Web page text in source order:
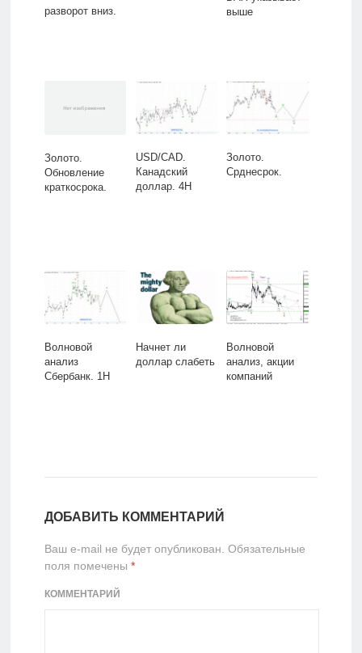
разворот вниз.
выше
Золото.
Обновление
краткосрока.
USD/CAD.
Канадский
доллар. 4H
Золото.
Срднесрок.
Волновой
анализ
Сбербанк. 1H
Начнет ли
доллар слабеть
Волновой
анализ, акции
компаний
ДОБАВИТЬ КОММЕНТАРИЙ
Ваш e-mail не будет опубликован. Обязательные
поля помечены *
КОММЕНТАРИЙ